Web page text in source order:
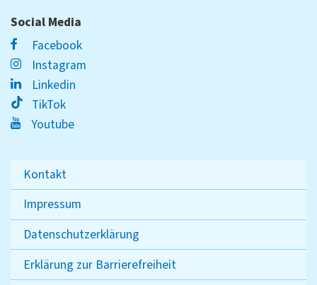
Social Media
Facebook
Instagram
Linkedin
TikTok
Youtube
Kontakt
Impressum
Datenschutzerklärung
Erklärung zur Barrierefreiheit